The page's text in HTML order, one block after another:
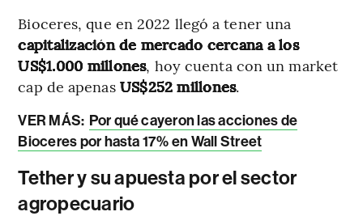
Bioceres, que en 2022 llegó a tener una
capitalización de mercado cercana a los
US$1.000 millones, hoy cuenta con un market
cap de apenas US$252 millones.
VER MÁS: Por qué cayeron las acciones de
Bioceres por hasta 17% en Wall Street
Tether y su apuesta por el sector
agropecuario